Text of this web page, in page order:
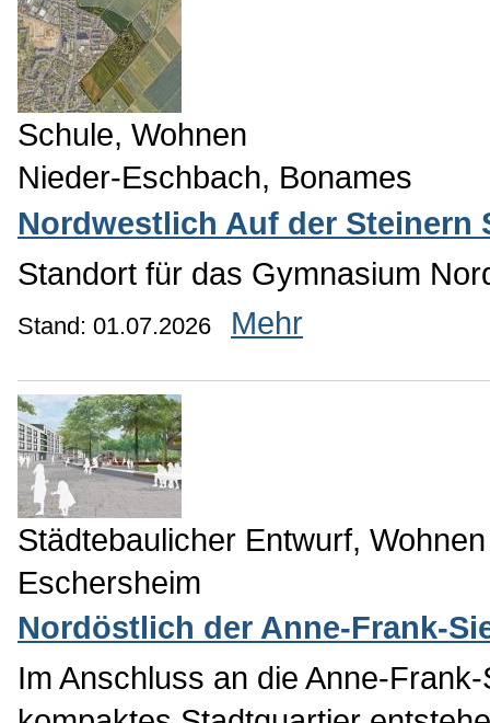
Schule, Wohnen
Nieder-Eschbach, Bonames
Nordwestlich Auf der Steinern
Standort für das Gymnasium
Stand: 01.07.2026 Mehr
Städtebaulicher Entwurf, Wohnen
Eschersheim
Nordöstlich der Anne-Frank-
Im Anschluss an die Anne-